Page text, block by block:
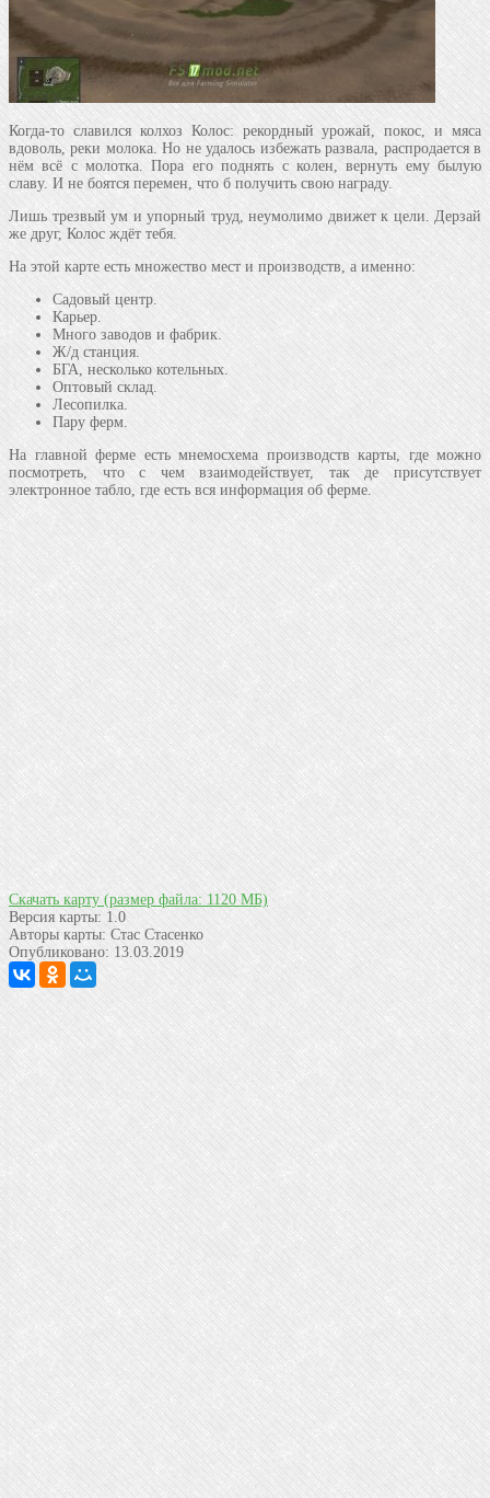
Когда-то славился колхоз Колос: рекордный урожай, покос, и мяса
вдоволь, реки молока. Но не удалось избежать развала, распродается в
нём всё с молотка. Пора его поднять с колен, вернуть ему былую
славу. И не боятся перемен, что б получить свою награду.
Лишь трезвый ум и упорный труд, неумолимо движет к цели. Дерзай
же друг, Колос ждёт тебя.
На этой карте есть множество мест и производств, а именно:
Садовый центр.
Карьер.
Много заводов и фабрик.
Ж/д станция.
БГА, несколько котельных.
Оптовый склад.
Лесопилка.
Пару ферм.
На главной ферме есть мнемосхема производств карты, где можно
посмотреть, что с чем взаимодействует, так де присутствует
электронное табло, где есть вся информация об ферме.
Скачать карту (размер файла: 1120 МБ)
Версия карты:1.0
Авторы карты:Стас Стасенко
Опубликовано: 13.03.2019